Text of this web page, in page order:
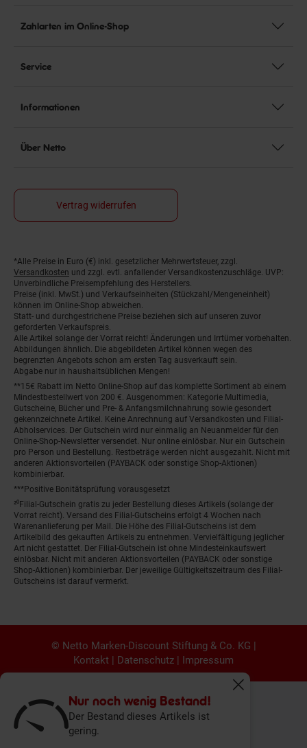
Nur noch wenig Bestand!
Der Bestand dieses Artikels ist
gering.
Fenster
Zahlarten im Online-Shop
Service
Informationen
Über Netto
Vertrag widerrufen
Fußnoten
*Alle Preise in Euro (€) inkl. gesetzlicher Mehrwertsteuer, zzgl.
Versandkosten und zzgl. evtl. anfallender Versandkostenzuschläge. UVP:
Unverbindliche Preisempfehlung des Herstellers.
Preise (inkl. MwSt.) und Verkaufseinheiten (Stückzahl/Mengeneinheit)
können im Online-Shop abweichen.
Statt- und durchgestrichene Preise beziehen sich auf unseren zuvor
geforderten Verkaufspreis.
Alle Artikel solange der Vorrat reicht! Änderungen und Irrtümer vorbehalten.
Abbildungen ähnlich. Die abgebildeten Artikel können wegen des
begrenzten Angebots schon am ersten Tag ausverkauft sein.
Abgabe nur in haushaltsüblichen Mengen!
**15€ Rabatt im Netto Online-Shop auf das komplette Sortiment ab einem
Mindestbestellwert von 200 €. Ausgenommen: Kategorie Multimedia,
Gutscheine, Bücher und Pre- & Anfangsmilchnahrung sowie gesondert
gekennzeichnete Artikel. Keine Anrechnung auf Versandkosten und Filial-
Abholservices. Der Gutschein wird nur einmalig an Neuanmelder für den
Online-Shop-Newsletter versendet. Nur online einlösbar. Nur ein Gutschein
pro Person und Bestellung. Restbeträge werden nicht ausgezahlt. Nicht mit
anderen Aktionsvorteilen (PAYBACK oder sonstige Shop-Aktionen)
kombinierbar.
***Positive Bonitätsprüfung vorausgesetzt
²⁰Filial-Gutschein gratis zu jeder Bestellung dieses Artikels (solange der
Vorrat reicht). Versand des Filial-Gutscheins erfolgt 4 Wochen nach
Warenanlieferung per Mail. Die Höhe des Filial-Gutscheins ist dem
Artikelbild des gekauften Artikels zu entnehmen. Vervielfältigung jeglicher
Art nicht gestattet. Der Filial-Gutschein ist ohne Mindesteinkaufswert
einlösbar. Nicht mit anderen Aktionsvorteilen (PAYBACK oder sonstige
Shop-Aktionen) kombinierbar. Der jeweilige Gültigkeitszeitraum des Filial-
Gutscheins ist darauf vermerkt.
© Netto Marken-Discount Stiftung & Co. KG |
Kontakt | Datenschutz | Impressum